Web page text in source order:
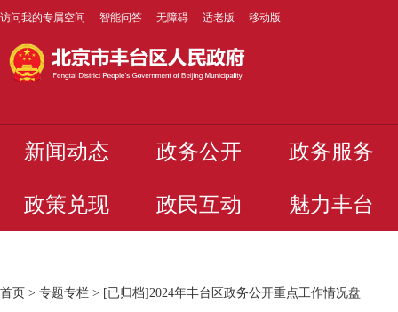
访问我的专属空间 智能问答 无障碍 适老版 移动版
新闻动态 政务公开 政务服务
政策兑现 政民互动 魅力丰台
首页 > 专题专栏 > [已归档]2024年丰台区政务公开重点工作情况盘